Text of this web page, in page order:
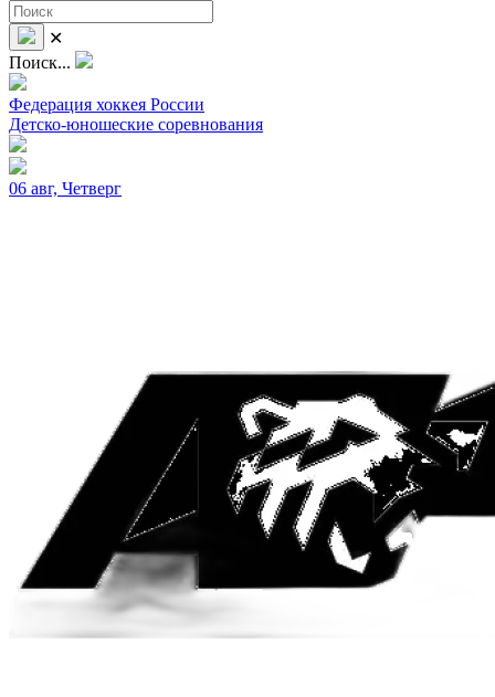
✕
Поиск...
Федерация хоккея России
Детско-юношеские соревнования
06 авг, Четверг